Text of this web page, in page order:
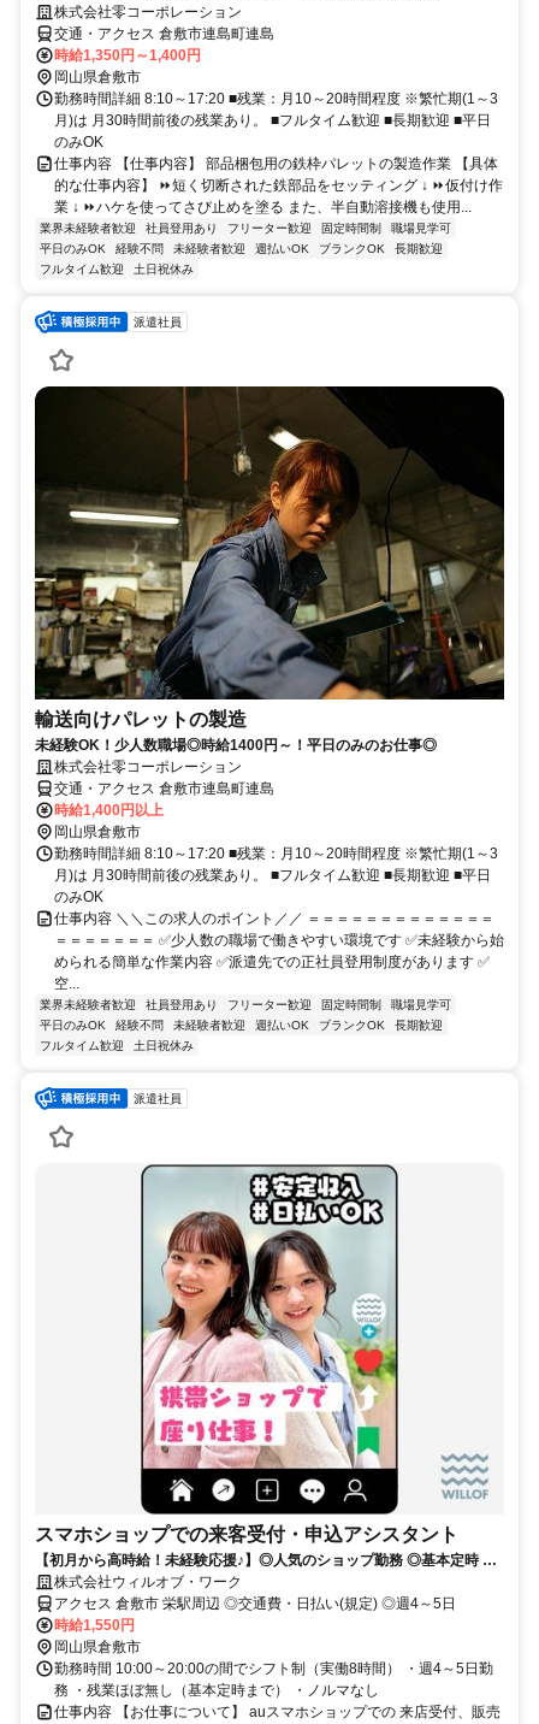
株式会社零コーポレーション
交通・アクセス 倉敷市連島町連島
時給1,350円～1,400円
岡山県倉敷市
勤務時間詳細 8:10～17:20 ■残業：月10～20時間程度 ※繁忙期(1～3
月)は 月30時間前後の残業あり。 ■フルタイム歓迎 ■長期歓迎 ■平日
のみOK
仕事内容 【仕事内容】 部品梱包用の鉄枠パレットの製造作業 【具体
的な仕事内容】 ⏩短く切断された鉄部品をセッティング ↓ ⏩仮付け作
業 ↓ ⏩ハケを使ってさび止めを塗る また、半自動溶接機も使用...
業界未経験者歓迎 社員登用あり フリーター歓迎 固定時間制
職場見学可
平日のみOK
経験不問 未経験者歓迎 週払いOK ブランクOK
長期歓迎
フルタイム歓迎
土日祝休み
派遣社員
輸送向けパレットの製造
未経験OK！少人数職場◎時給1400円～！平日のみのお仕事◎
株式会社零コーポレーション
交通・アクセス 倉敷市連島町連島
時給1,400円以上
岡山県倉敷市
勤務時間詳細 8:10～17:20 ■残業：月10～20時間程度 ※繁忙期(1～3
月)は 月30時間前後の残業あり。 ■フルタイム歓迎 ■長期歓迎 ■平日
のみOK
仕事内容 ＼＼この求人のポイント／／ ＝＝＝＝＝＝＝＝＝＝＝＝＝
＝＝＝＝＝＝＝ ✅少人数の職場で働きやすい環境です ✅未経験から始
められる簡単な作業内容 ✅派遣先での正社員登用制度があります ✅
空...
業界未経験者歓迎 社員登用あり フリーター歓迎 固定時間制
職場見学可
平日のみOK
経験不問 未経験者歓迎 週払いOK ブランクOK
長期歓迎
フルタイム歓迎
土日祝休み
派遣社員
スマホショップでの来客受付・申込アシスタント
【初月から高時給！未経験応援♪】◎人気のショップ勤務 ◎基本定時 ◎
第二新卒・社会人デビュー歓迎♪
株式会社ウィルオブ・ワーク
アクセス 倉敷市 栄駅周辺 ◎交通費・日払い(規定) ◎週4～5日
時給1,550円
岡山県倉敷市
勤務時間 10:00～20:00の間でシフト制（実働8時間） ・週4～5日勤
務 ・残業ほぼ無し（基本定時まで） ・ノルマなし
仕事内容 【お仕事について】 auスマホショップでの 来店受付、販売